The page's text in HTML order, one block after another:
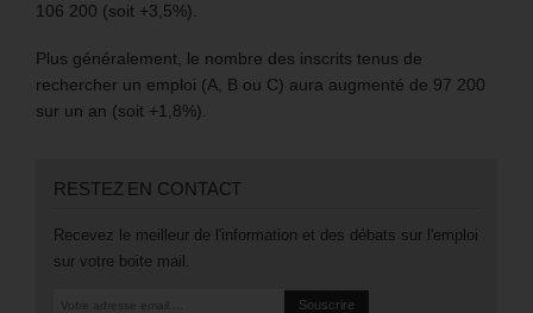
106 200 (soit +3,5%).
Plus généralement, le nombre des inscrits tenus de
rechercher un emploi (A, B ou C) aura augmenté de 97 200
sur un an (soit +1,8%).
RESTEZ EN CONTACT
Recevez le meilleur de l'information et des débats sur l'emploi
sur votre boite mail.